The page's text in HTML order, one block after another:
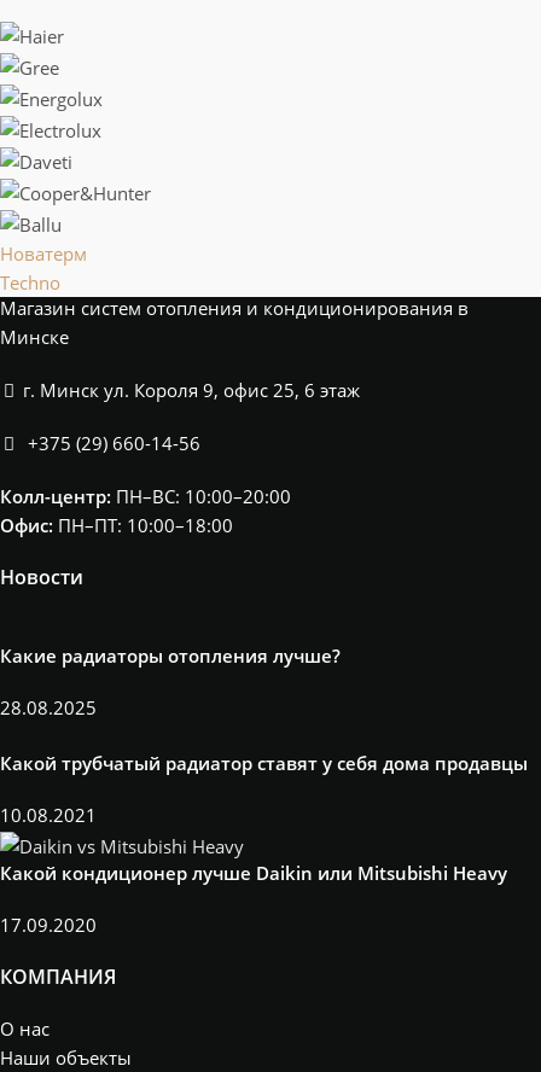
Новатерм
Techno
Магазин систем отопления и кондиционирования в
Минске
г. Минск ул. Короля 9, офис 25, 6 этаж
+375 (29) 660-14-56
Колл-центр: ПН–ВС: 10:00–20:00​
Офис: ПН–ПТ: 10:00–18:00
Новости
Какие радиаторы отопления лучше?
28.08.2025
Какой трубчатый радиатор ставят у себя дома продавцы
10.08.2021
Какой кондиционер лучше Daikin или Mitsubishi Heavy
17.09.2020
КОМПАНИЯ
О нас
Наши объекты